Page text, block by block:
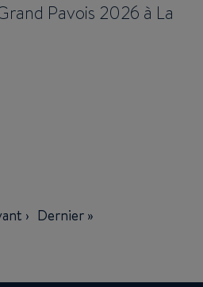
Pavois 2026 à La
› Last
Dernier »